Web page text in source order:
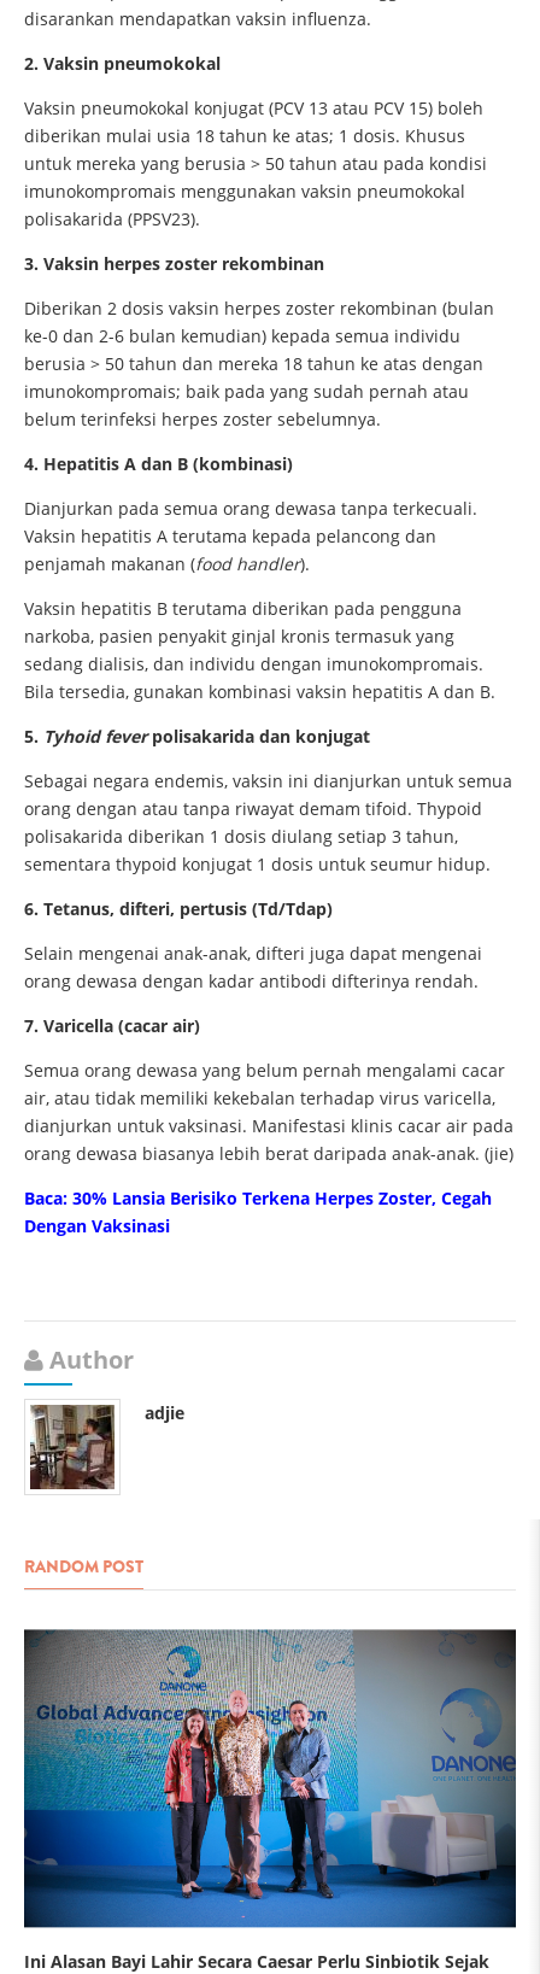
disarankan mendapatkan vaksin influenza.
2. Vaksin pneumokokal
Vaksin pneumokokal konjugat (PCV 13 atau PCV 15) boleh
diberikan mulai usia 18 tahun ke atas; 1 dosis. Khusus
untuk mereka yang berusia > 50 tahun atau pada kondisi
imunokompromais menggunakan vaksin pneumokokal
polisakarida (PPSV23).
3. Vaksin herpes zoster rekombinan
Diberikan 2 dosis vaksin herpes zoster rekombinan (bulan
ke-0 dan 2-6 bulan kemudian) kepada semua individu
berusia > 50 tahun dan mereka 18 tahun ke atas dengan
imunokompromais; baik pada yang sudah pernah atau
belum terinfeksi herpes zoster sebelumnya.
4. Hepatitis A dan B (kombinasi)
Dianjurkan pada semua orang dewasa tanpa terkecuali.
Vaksin hepatitis A terutama kepada pelancong dan
penjamah makanan (food handler).
Vaksin hepatitis B terutama diberikan pada pengguna
narkoba, pasien penyakit ginjal kronis termasuk yang
sedang dialisis, dan individu dengan imunokompromais.
Bila tersedia, gunakan kombinasi vaksin hepatitis A dan B.
5. Tyhoid feverpolisakarida dan konjugat
Sebagai negara endemis, vaksin ini dianjurkan untuk semua
orang dengan atau tanpa riwayat demam tifoid. Thypoid
polisakarida diberikan 1 dosis diulang setiap 3 tahun,
sementara thypoid konjugat 1 dosis untuk seumur hidup.
6. Tetanus, difteri, pertusis (Td/Tdap)
Selain mengenai anak-anak, difteri juga dapat mengenai
orang dewasa dengan kadar antibodi difterinya rendah.
7. Varicella (cacar air)
Semua orang dewasa yang belum pernah mengalami cacar
air, atau tidak memiliki kekebalan terhadap virus varicella,
dianjurkan untuk vaksinasi. Manifestasi klinis cacar air pada
orang dewasa biasanya lebih berat daripada anak-anak. (jie)
Baca: 30% Lansia Berisiko Terkena Herpes Zoster, Cegah
Dengan Vaksinasi
Author
adjie
RANDOM POST
Ini Alasan Bayi Lahir Secara Caesar Perlu Sinbiotik Sejak